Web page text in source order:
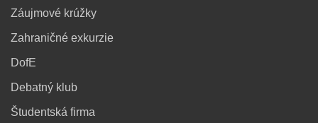
Záujmové krúžky
Zahraničné exkurzie
DofE
Debatný klub
Študentská firma